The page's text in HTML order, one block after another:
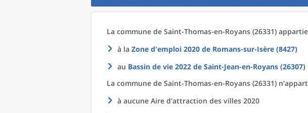
La commune de Saint-Thomas-en-Royans (26331)
à la Zone d'emploi 2020 de Romans-sur-Isère (8427)
au Bassin de vie 2022 de Saint-Jean-en-Royans (26307)
La commune de Saint-Thomas-en-Royans (26331)
à aucune Aire d'attraction des villes 2020